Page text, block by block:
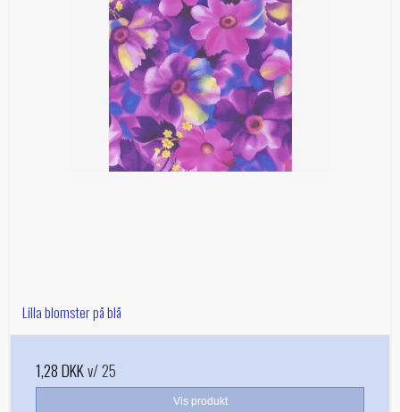
Lilla blomster på blå
1,28 DKKv/ 25
Vis produkt